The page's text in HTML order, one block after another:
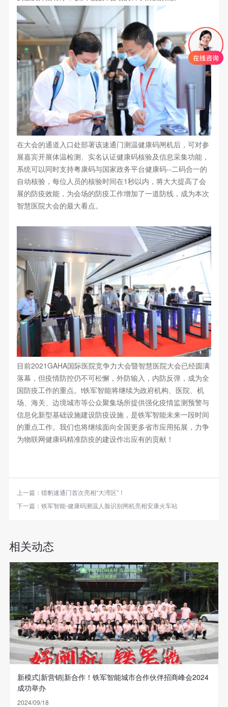
在大会的通道入口处部署该速通门测温健康码闸机后，可对参
展嘉宾开展体温检测、实名认证健康码核验及信息采集功能，
系统可以同时支持粤康码与国家政务平台健康码--二码合一的
自动核验，每位人员的核验时间在1秒以内，将大大提高了会
展的防疫效能，为会场的防疫工作增加了一道防线，成为本次
智慧医院大会的最大看点。
目前2021GAHA国际医院竞争力大会暨智慧医院大会已经圆满
落幕，但疫情防控仍不可松懈，外防输入，内防反弹，成为全
国防疫工作的重点。t铁军智能将继续为政府机构、医院、机
场、海关、边境城市等公众聚集场所提供强化疫情监测预警与
信息化新型基础设施建设防疫设施，是铁军智能未来一段时间
的重点工作。我们也将继续面向全国更多省市应用拓展，力争
为物联网健康码精准防疫的建设作出应有的贡献！
上一篇： 猎豹速通门首次亮相“大湾区”！
下一篇： 铁军智能-健康码测温人脸识别闸机亮相安康火车站
相关动态
新模式|新营销|新合作！铁军智能城市合作伙伴招商峰会2024
成功举办
2024/09/18